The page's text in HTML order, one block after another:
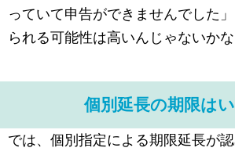
っていて申告ができませんでした
られる可能性は高いんじゃないかな
個別延長の期限は
では、個別指定による期限延長が